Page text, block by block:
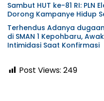
Sambut HUT ke-81 RI: PLN
Dorong Kampanye Hidup
Terhendus Adanya
di SMAN 1 Kepohbaru,
Intimidasi Saat Konfirmasi
Post Views: 249